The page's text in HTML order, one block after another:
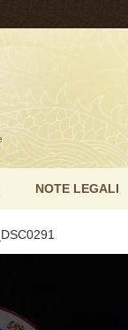
NOTE LEGALI
_DSC0291